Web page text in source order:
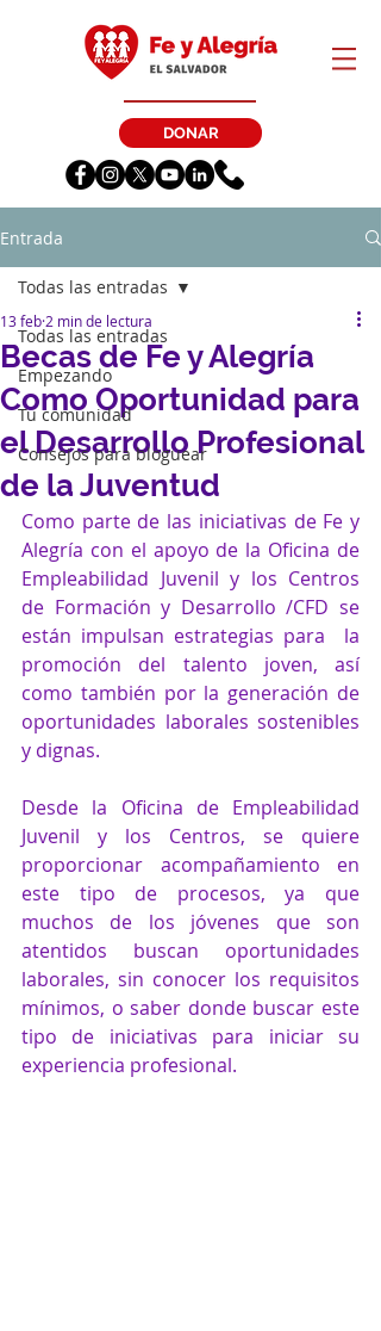
DONAR
Entrada
Todas las entradas
Empezando
Tu comunidad
Consejos para bloguear
Todas las entradas
Becas de Fe y Alegría
Como Oportunidad para
el Desarrollo Profesional
de la Juventud
13 feb 2 min de lectura
Como parte de las iniciativas de Fe y
Alegría con el apoyo de la Oficina de
Empleabilidad Juvenil y los Centros
de Formación y Desarrollo /CFD se
están impulsan estrategias para  la
promoción del talento joven, así
como también por la generación de
oportunidades laborales sostenibles
y dignas.
Desde la Oficina de Empleabilidad
Juvenil y los Centros, se quiere
proporcionar acompañamiento en
este tipo de procesos, ya que
muchos de los jóvenes que son
atentidos buscan oportunidades
laborales, sin conocer los requisitos
mínimos, o saber donde buscar este
tipo de iniciativas para iniciar su
experiencia profesional.